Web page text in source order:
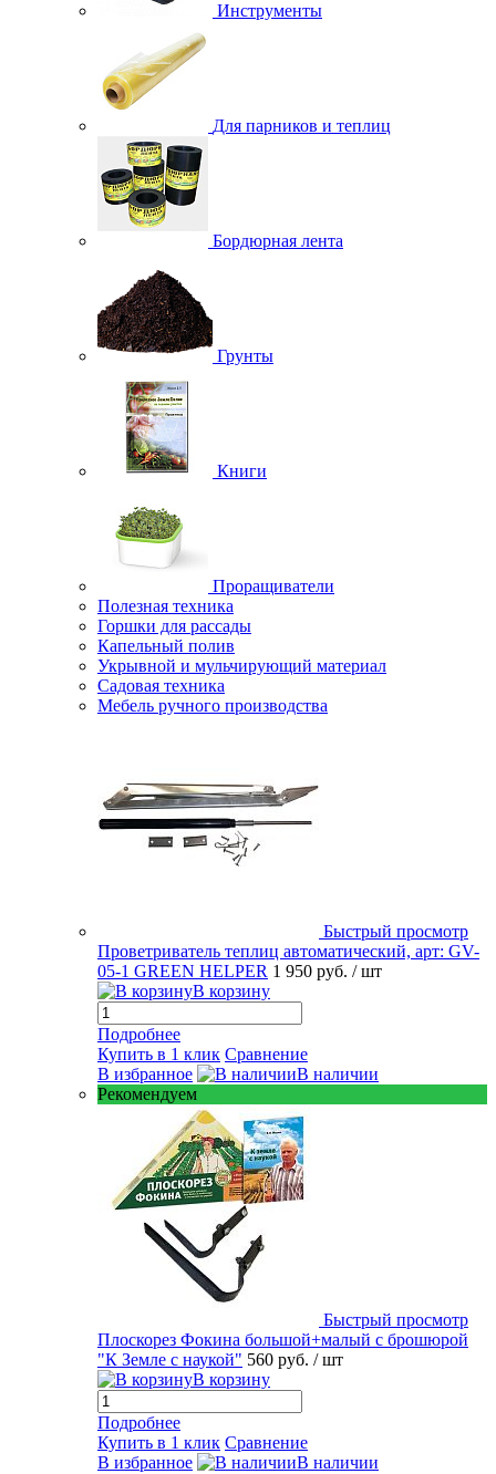
Инструменты
Для парников и теплиц
Бордюрная лента
Грунты
Книги
Проращиватели
Полезная техника
Горшки для рассады
Капельный полив
Укрывной и мульчирующий материал
Садовая техника
Мебель ручного производства
Быстрый просмотр
Проветриватель теплиц автоматический, арт: GV-
05-1 GREEN HELPER 1 950 руб. / шт
В корзину
Подробнее
Купить в 1 клик Сравнение
В избранное
В наличии
Рекомендуем
Быстрый просмотр
Плоскорез Фокина большой+малый с брошюрой
"К Земле с наукой" 560 руб. / шт
В корзину
Подробнее
Купить в 1 клик Сравнение
В избранное
В наличии